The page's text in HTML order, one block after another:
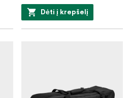
Dėti į krepšelį